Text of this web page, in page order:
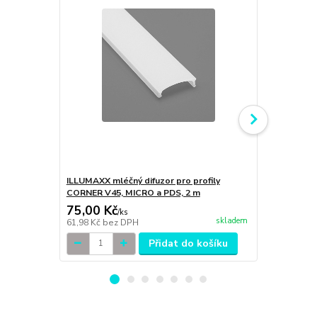
ILLUMAXX mléčný difuzor pro profily
CORNER V45, MICRO a PDS, 2 m
75,00 Kč/ks
61,98 Kč bez DPH skladem
Přidat do košíku